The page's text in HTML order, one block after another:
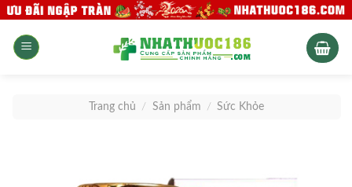
Skip
content
Trang chủ / Sản phẩm / Sức Khỏe